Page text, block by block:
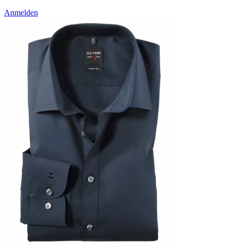
Anmelden